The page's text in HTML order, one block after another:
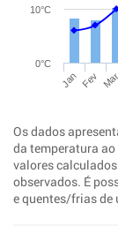
Jan Fev Mar
0°C
10°C
Os dados
da temperatura
valores
observados. É
e quentes/frias de